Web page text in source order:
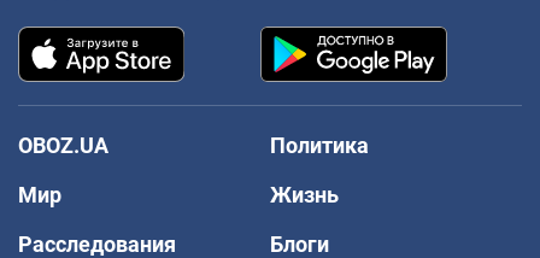
OBOZ.UA
Политика
Мир
Жизнь
Расследования
Блоги